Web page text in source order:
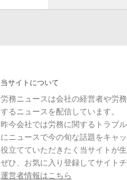
当サイトについて
労務ニュースは会社の経営者や労
するニュースを配信しています。
昨今会社では労務に関するトラブ
にニュースで今の旬な話題をキャ
役立てていただきたく当サイトが生
ぜひ、お気に入り登録してサイト
運営者情報はこちら